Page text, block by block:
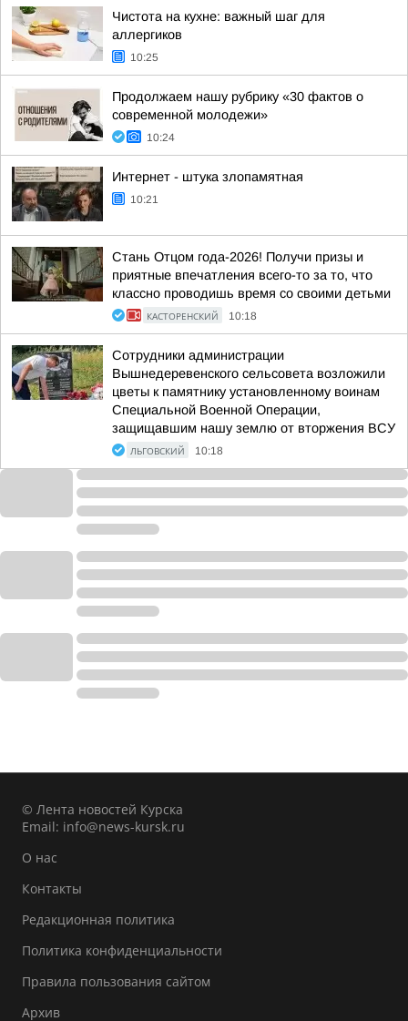
Чистота на кухне: важный шаг для
аллергиков
10:25
Продолжаем нашу рубрику «30 фактов о
современной молодежи»
10:24
Интернет - штука злопамятная
10:21
Стань Отцом года-2026! Получи призы и
приятные впечатления всего-то за то, что
классно проводишь время со своими детьми
КАСТОРЕНСКИЙ 10:18
Сотрудники администрации
Вышнедеревенского сельсовета возложили
цветы к памятнику установленному воинам
Специальной Военной Операции,
защищавшим нашу землю от вторжения ВСУ
ЛЬГОВСКИЙ 10:18
© Лента новостей Курска
Email: info@news-kursk.ru
О нас
Контакты
Редакционная политика
Политика конфиденциальности
Правила пользования сайтом
Архив